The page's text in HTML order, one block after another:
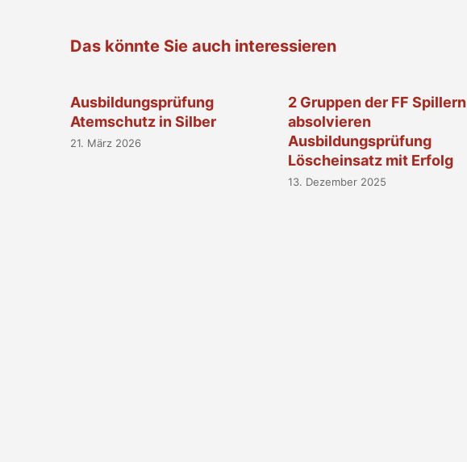
Das könnte Sie auch interessieren
Ausbildungsprüfung
Atemschutz in Silber
21. März 2026
2 Gruppen der FF Spillern
absolvieren
Ausbildungsprüfung
Löscheinsatz mit Erfolg
13. Dezember 2025